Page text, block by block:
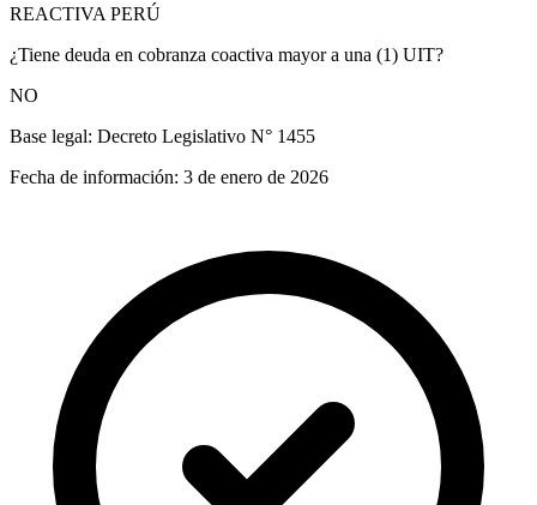
REACTIVA PERÚ
¿Tiene deuda en cobranza coactiva mayor a una (1) UIT?
NO
Base legal: Decreto Legislativo N° 1455
Fecha de información: 3 de enero de 2026